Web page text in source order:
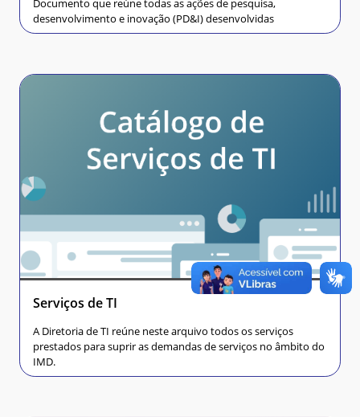
Documento que reúne todas as ações de pesquisa,
desenvolvimento e inovação (PD&I) desenvolvidas
Serviços de TI
A Diretoria de TI reúne neste arquivo todos os serviços
prestados para suprir as demandas de serviços no âmbito do
IMD.